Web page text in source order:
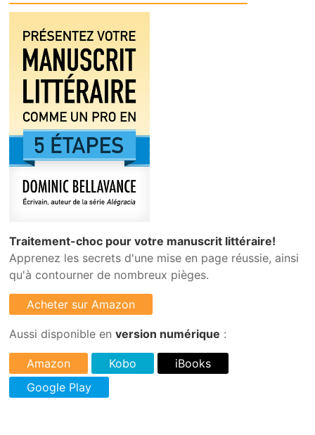
Traitement-choc pour votre manuscrit littéraire!
Apprenez les secrets d'une mise en page réussie, ainsi
qu'à contourner de nombreux pièges.
Aussi disponible enversion numérique :